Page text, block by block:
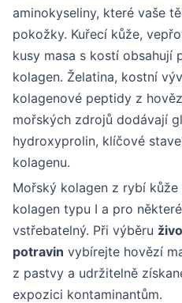
aminokyseliny, které vaše
pokožky. Kuřecí kůže,
kusy masa s kostí obsahují
kolagen. Želatina, kostní
kolagenové peptidy z
mořských zdrojů dodávají
hydroxyprolin, klíčové
kolagenu.
Mořský kolagen z rybí
kolagen typu I a pro
vstřebatelný. Při výběru
potravin vybírejte hovězí
z pastvy a udržitelně
expozici kontaminantům.